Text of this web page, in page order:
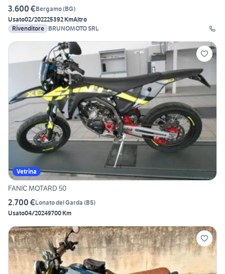
3.600 €Bergamo(BG)
Usato02/202225392 KmAltro
Rivenditore BRUNOMOTO SRL
Vetrina
FANIC MOTARD 50
2.700 €Lonato del Garda (BS)
Usato04/20249700 Km